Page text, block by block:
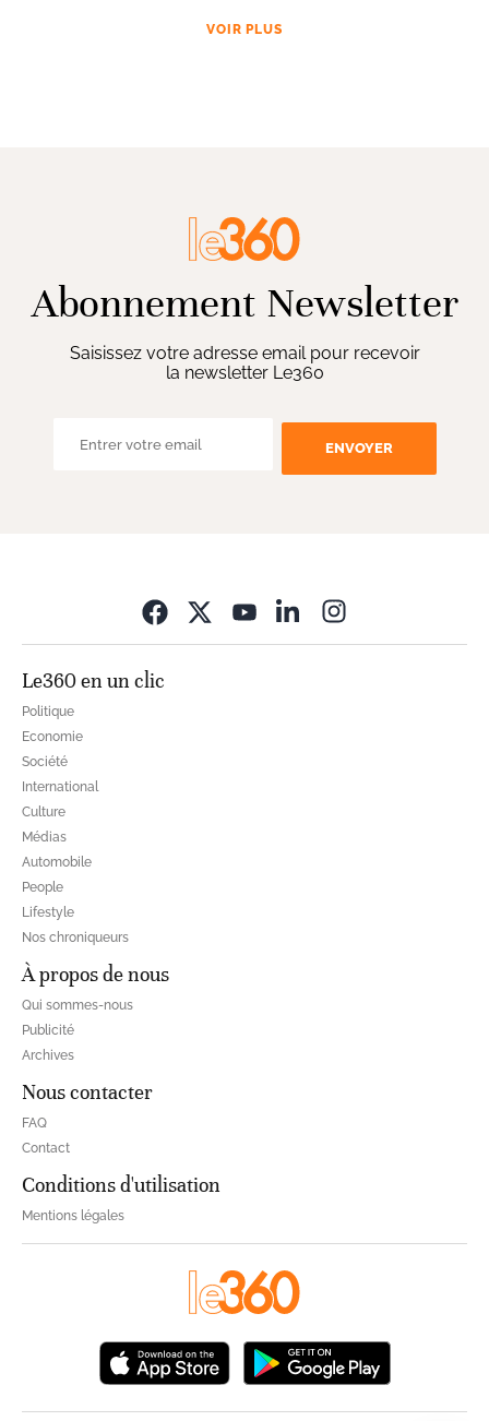
VOIR PLUS
Abonnement Newsletter
Saisissez votre adresse email pour recevoir
la newsletter Le360
ENVOYER
Le360 en un clic
Politique
Economie
Société
International
Culture
Médias
Automobile
People
Lifestyle
Nos chroniqueurs
À propos de nous
Qui sommes-nous
Publicité
Archives
Nous contacter
FAQ
Contact
Conditions d'utilisation
Mentions légales